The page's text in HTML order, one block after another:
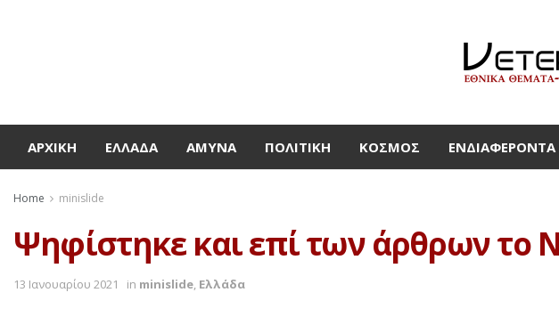
ΑΡΧΙΚΉ ΕΛΛΆΔΑ ΆΜΥΝΑ ΠΟΛΙΤΙΚΉ ΚΌΣΜΟΣ
Home minislide
Ψηφίστηκε και επί των άρθρων το
13 Ιανουαρίου 2021 in minislide, Ελλάδα